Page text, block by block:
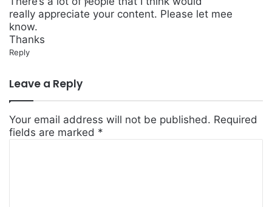
really appreciate your content. Please let mee
know.
Thanks
Reply
Leave a Reply
Your email address will not be published. Required
fields are marked *